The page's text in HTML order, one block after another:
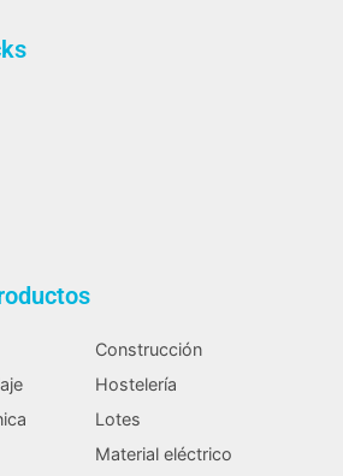
Construcción
Hostelería
Lotes
Material eléctrico